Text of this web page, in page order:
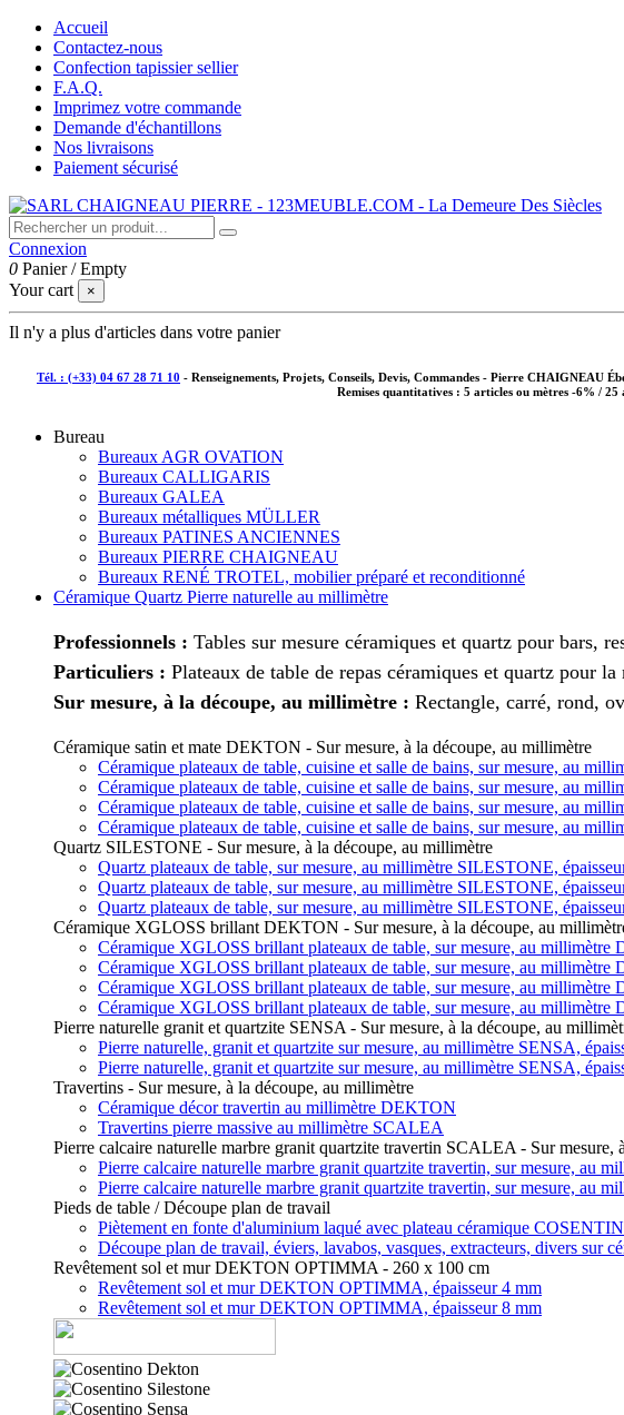
Accueil
Contactez-nous
Confection tapissier sellier
F.A.Q.
Imprimez votre commande
Demande d'échantillons
Nos livraisons
Paiement sécurisé
Connexion
0 Panier /Empty
Your cart
×
Il n'y a plus d'articles dans votre panier
Tél. : (+33) 04 67 28 71 10 - Renseignements, Projets, Conseils, Devis, Commandes - Pierre CHAIGNEAU
Remises quantitatives : 5 articles ou mètres -6% / 25
Bureau
Bureaux AGR OVATION
Bureaux CALLIGARIS
Bureaux GALEA
Bureaux métalliques MÜLLER
Bureaux PATINES ANCIENNES
Bureaux PIERRE CHAIGNEAU
Bureaux RENÉ TROTEL, mobilier préparé et reconditionné
Céramique Quartz Pierre naturelle au millimètre
Professionnels : Tables sur mesure céramiques et quartz pour bars,
Particuliers : Plateaux de table de repas céramiques et quartz pour
Sur mesure, à la découpe, au millimètre : Rectangle, carré, rond,
Céramique satin et mate DEKTON - Sur mesure, à la découpe, au millimètre
Céramique plateaux de table, cuisine et salle de bains, sur mesure, au
Céramique plateaux de table, cuisine et salle de bains, sur mesure, au
Céramique plateaux de table, cuisine et salle de bains, sur mesure, au
Céramique plateaux de table, cuisine et salle de bains, sur mesure, au
Quartz SILESTONE - Sur mesure, à la découpe, au millimètre
Quartz plateaux de table, sur mesure, au millimètre SILESTONE,
Quartz plateaux de table, sur mesure, au millimètre SILESTONE,
Quartz plateaux de table, sur mesure, au millimètre SILESTONE,
Céramique XGLOSS brillant DEKTON - Sur mesure, à la découpe, au
Céramique XGLOSS brillant plateaux de table, sur mesure, au millimètre
Céramique XGLOSS brillant plateaux de table, sur mesure, au millimètre
Céramique XGLOSS brillant plateaux de table, sur mesure, au millimètre
Céramique XGLOSS brillant plateaux de table, sur mesure, au millimètre
Pierre naturelle granit et quartzite SENSA - Sur mesure, à la découpe, au
Pierre naturelle, granit et quartzite sur mesure, au millimètre SENSA,
Pierre naturelle, granit et quartzite sur mesure, au millimètre SENSA,
Travertins - Sur mesure, à la découpe, au millimètre
Céramique décor travertin au millimètre DEKTON
Travertins pierre massive au millimètre SCALEA
Pierre calcaire naturelle marbre granit quartzite travertin SCALEA - Sur mesure,
Pierre calcaire naturelle marbre granit quartzite travertin, sur mesure, au
Pierre calcaire naturelle marbre granit quartzite travertin, sur mesure, au
Pieds de table / Découpe plan de travail
Piètement en fonte d'aluminium laqué avec plateau céramique
Découpe plan de travail, éviers, lavabos, vasques, extracteurs, divers sur
Revêtement sol et mur DEKTON OPTIMMA - 260 x 100 cm
Revêtement sol et mur DEKTON OPTIMMA, épaisseur 4 mm
Revêtement sol et mur DEKTON OPTIMMA, épaisseur 8 mm